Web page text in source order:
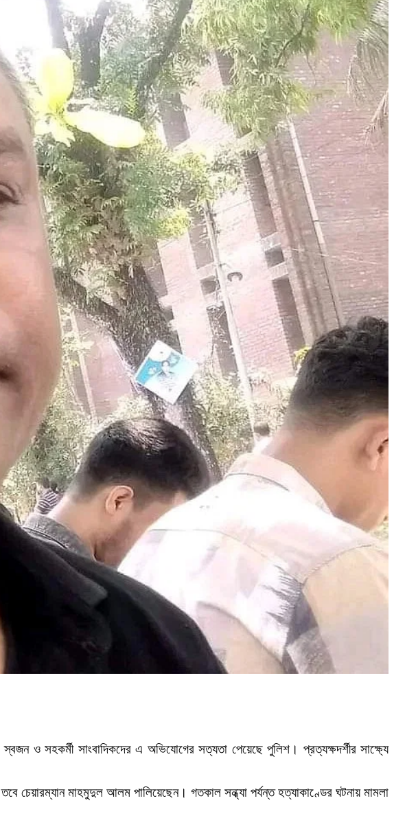
স্বজন ও সহকর্মী সাংবাদিকদের এ অভিযোগের সত্যতা পেয়েছে পুলিশ। প্রত্যক্ষদর্শীর সাক্ষ্যে
চেয়ারম্যান মাহমুদুল আলম পালিয়েছেন। গতকাল সন্ধ্যা পর্যন্ত হত্যাকাণ্ডের ঘটনায় মামলা